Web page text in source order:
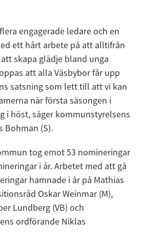
engagerade ledare och en
ett hårt arbete på att alltifrån
skapa glädje bland unga
att alla Väsbybor får upp
satsning som lett till att vi kan
när första säsongen i
i höst, säger kommunstyrelsens
Bohman (S).
tog emot 53 nomineringar
i år. Arbetet med att gå
hamnade i år på Mathias
Oskar Weinmar (M),
Lundberg (VB) och
ordförande Niklas